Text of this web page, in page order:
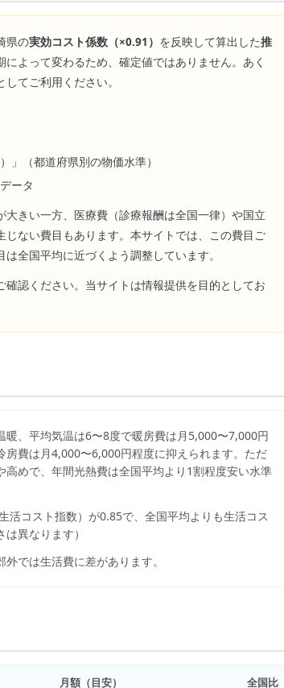
県の実効コスト係数（×0.91 ） を反映して算出した推
よって変わるため、確定値ではありません。あく
てご利用ください。
」（都道府県別の物価水準）
ータ
大きい一方、医療費（診療報酬は全国一律）や国立
ない費目もあります。本サイトでは、この費目ご
全国平均に近づくよう調整しています。
認ください。当サイトは情報提供を目的としてお
、平均気温は6〜8度で暖房費は月5,000〜7,000円
費は月4,000〜6,000円程度に抑えられます。ただ
めで、年間光熱費は全国平均より1割程度安い水準
活コスト指数）が0.85で、 全国平均よりも生活コス
異なります）
では生活費に差があります。
月額（目安） 全国比